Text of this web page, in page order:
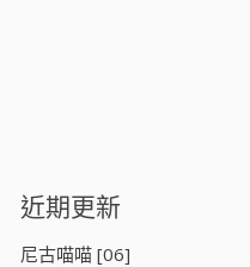
近期更新
尼古喵喵 [06]